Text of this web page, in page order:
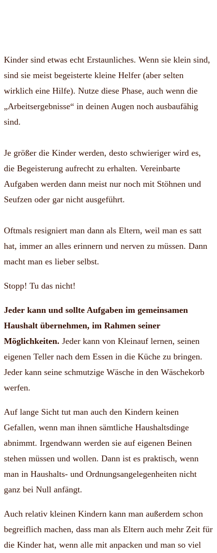
Kinder sind etwas echt Erstaunliches. Wenn sie klein sind,
sind sie meist begeisterte kleine Helfer (aber selten
wirklich eine Hilfe). Nutze diese Phase, auch wenn die
„Arbeitsergebnisse“ in deinen Augen noch ausbaufähig
sind.
Je größer die Kinder werden, desto schwieriger wird es,
die Begeisterung aufrecht zu erhalten. Vereinbarte
Aufgaben werden dann meist nur noch mit Stöhnen und
Seufzen oder gar nicht ausgeführt.
Oftmals resigniert man dann als Eltern, weil man es satt
hat, immer an alles erinnern und nerven zu müssen. Dann
macht man es lieber selbst.
Stopp! Tu das nicht!
Jeder kann und sollte Aufgaben im gemeinsamen
Haushalt übernehmen, im Rahmen seiner
Möglichkeiten. Jeder kann von Kleinauf lernen, seinen
eigenen Teller nach dem Essen in die Küche zu bringen.
Jeder kann seine schmutzige Wäsche in den Wäschekorb
werfen.
Auf lange Sicht tut man auch den Kindern keinen
Gefallen, wenn man ihnen sämtliche Haushaltsdinge
abnimmt. Irgendwann werden sie auf eigenen Beinen
stehen müssen und wollen. Dann ist es praktisch, wenn
man in Haushalts- und Ordnungsangelegenheiten nicht
ganz bei Null anfängt.
Auch relativ kleinen Kindern kann man außerdem schon
begreiflich machen, dass man als Eltern auch mehr Zeit für
die Kinder hat, wenn alle mit anpacken und man so viel